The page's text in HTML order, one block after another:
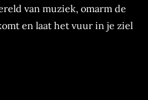
van muziek, omarm de
en laat het vuur in je ziel